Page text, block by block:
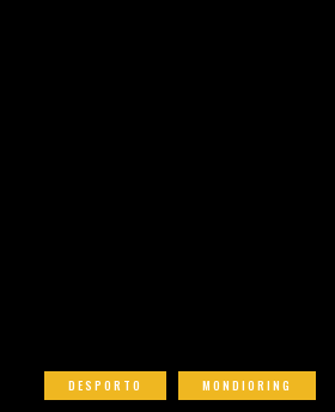
DESPORTO MONDIORING